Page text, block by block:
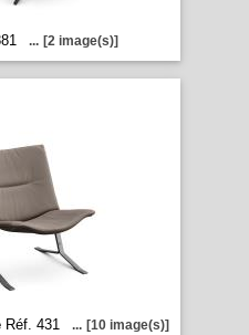
... [2 image(s)]
Réf. 431 ... [10 image(s)]